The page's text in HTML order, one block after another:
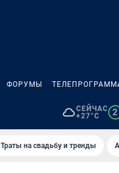
ФОРУМЫ
СЕЙЧАС
+27°C
2
Траты на свадьбу и тренды